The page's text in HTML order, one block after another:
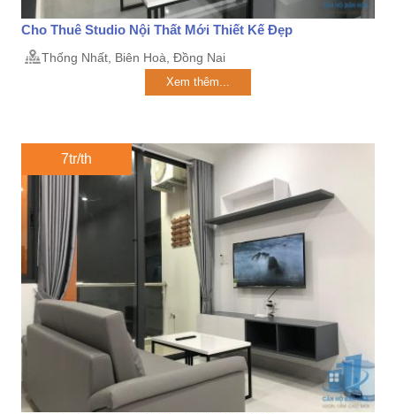
Cho Thuê Studio Nội Thất Mới Thiết Kế Đẹp
Thống Nhất, Biên Hoà, Đồng Nai
Xem thêm...
7tr/th